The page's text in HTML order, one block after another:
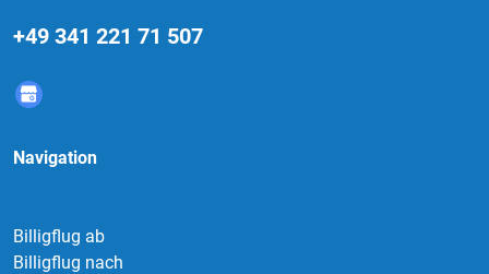
+49 341 221 71 507
Navigation
Billigflug ab
Billigflug nach